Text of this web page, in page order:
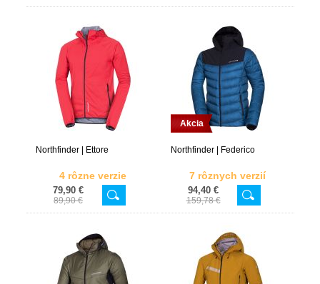
Northfinder | Ettore
4 rôzne verzie
79,90 €
89,90 €
Akcia
Northfinder | Federico
7 rôznych verzií
94,40 €
159,78 €